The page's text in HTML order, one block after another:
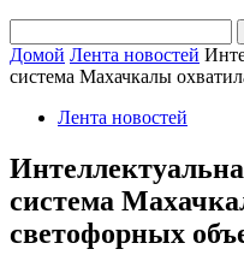
Домой Лента новостей
система Махачкалы
Лента новостей
система
светофорных